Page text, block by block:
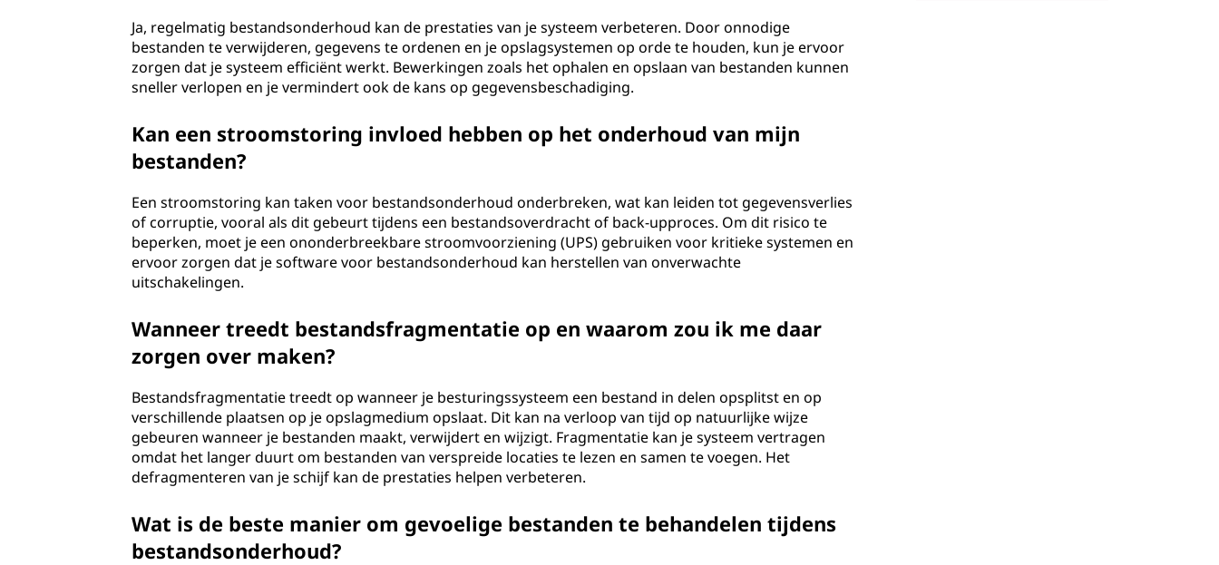
Ja, regelmatig bestandsonderhoud kan de prestaties van je systeem verbeteren. Door onnodige
bestanden te verwijderen, gegevens te ordenen en je opslagsystemen op orde te houden, kun je ervoor
zorgen dat je systeem efficiënt werkt. Bewerkingen zoals het ophalen en opslaan van bestanden kunnen
sneller verlopen en je vermindert ook de kans op gegevensbeschadiging.
Kan een stroomstoring invloed hebben op het onderhoud van mijn
bestanden?
Een stroomstoring kan taken voor bestandsonderhoud onderbreken, wat kan leiden tot gegevensverlies
of corruptie, vooral als dit gebeurt tijdens een bestandsoverdracht of back-upproces. Om dit risico te
beperken, moet je een ononderbreekbare stroomvoorziening (UPS) gebruiken voor kritieke systemen en
ervoor zorgen dat je software voor bestandsonderhoud kan herstellen van onverwachte
uitschakelingen.
Wanneer treedt bestandsfragmentatie op en waarom zou ik me daar
zorgen over maken?
Bestandsfragmentatie treedt op wanneer je besturingssysteem een bestand in delen opsplitst en op
verschillende plaatsen op je opslagmedium opslaat. Dit kan na verloop van tijd op natuurlijke wijze
gebeuren wanneer je bestanden maakt, verwijdert en wijzigt. Fragmentatie kan je systeem vertragen
omdat het langer duurt om bestanden van verspreide locaties te lezen en samen te voegen. Het
defragmenteren van je schijf kan de prestaties helpen verbeteren.
Wat is de beste manier om gevoelige bestanden te behandelen tijdens
bestandsonderhoud?